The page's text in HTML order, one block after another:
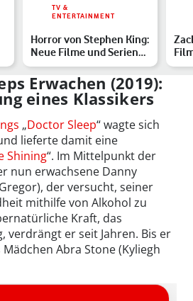
TV &
ENTERTAINMENT
Horror von Stephen King:
Neue Filme und Serien
ab 2026
Erwachen (2019):
eines Klassikers
„Doctor Sleep“ wagte sich
lieferte damit eine
Shining“. Im Mittelpunkt der
nun erwachsene Danny
der versucht, seiner
mithilfe von Alkohol zu
Kraft, das
verdrängt er seit Jahren. Bis er
Abra Stone (Kyliegh